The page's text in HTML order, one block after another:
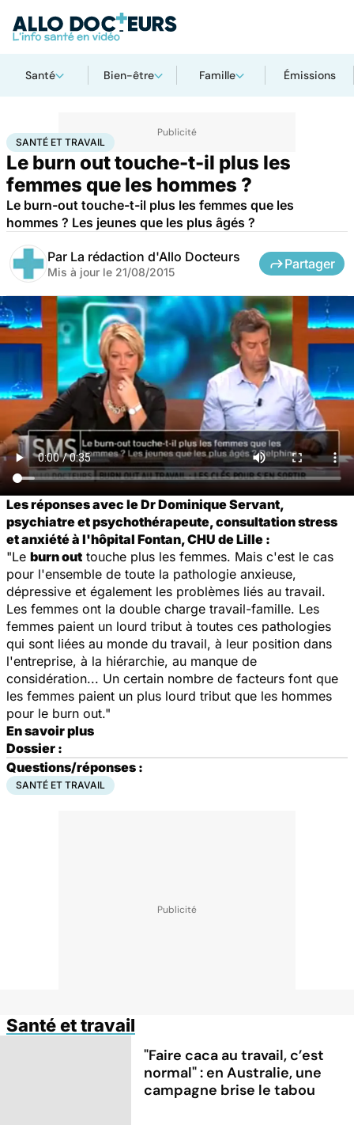
Santé Bien-être Famille Émissions
AccueilSantéSanté et travail
SANTÉ ET TRAVAIL
Le burn out touche-t-il plus les
femmes que les hommes ?
Le burn-out touche-t-il plus les femmes que les
hommes ? Les jeunes que les plus âgés ?
Par La rédaction d'Allo Docteurs
Mis à jour le 21/08/2015
Partager
Les réponses avec le Dr Dominique Servant,
psychiatre et psychothérapeute, consultation stress
et anxiété à l'hôpital Fontan, CHU de Lille :
"Le burn out touche plus les femmes. Mais c'est le cas
pour l'ensemble de toute la pathologie anxieuse,
dépressive et également les problèmes liés au travail.
Les femmes ont la double charge travail-famille. Les
femmes paient un lourd tribut à toutes ces pathologies
qui sont liées au monde du travail, à leur position dans
l'entreprise, à la hiérarchie, au manque de
considération... Un certain nombre de facteurs font que
les femmes paient un plus lourd tribut que les hommes
pour le burn out."
En savoir plus
Dossier :
Questions/réponses :
SANTÉ ET TRAVAIL
Santé et travail
"Faire caca au travail, c’est
normal" : en Australie, une
campagne brise le tabou